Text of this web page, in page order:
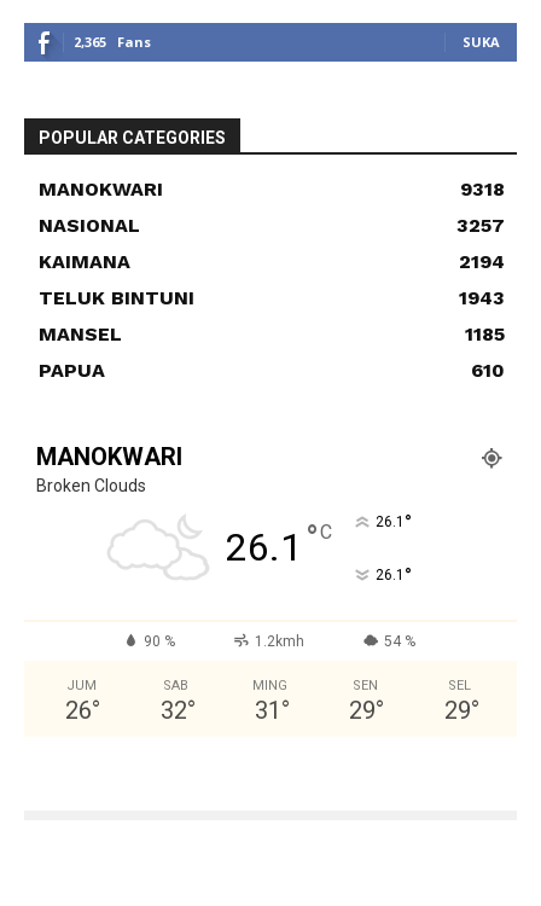
2,365 Fans SUKA
POPULAR CATEGORIES
MANOKWARI
9318
NASIONAL
3257
KAIMANA
2194
TELUK BINTUNI
1943
MANSEL
1185
PAPUA
610
MANOKWARI
Broken Clouds
26.1 °C 26.1 °
26.1 °
90 % 1.2kmh 54 %
JUM
26°
SAB
32°
MING
31 °
SEN
29°
SEL
29°